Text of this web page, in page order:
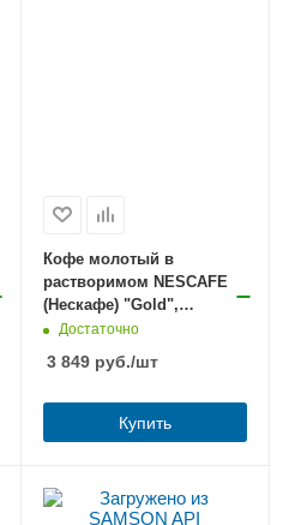
Кофе молотый в
растворимом NESCAFE
(Нескафе) "Gold",
сублимированный, 750 г,
12348310
Достаточно
3 849руб./шт
Купить